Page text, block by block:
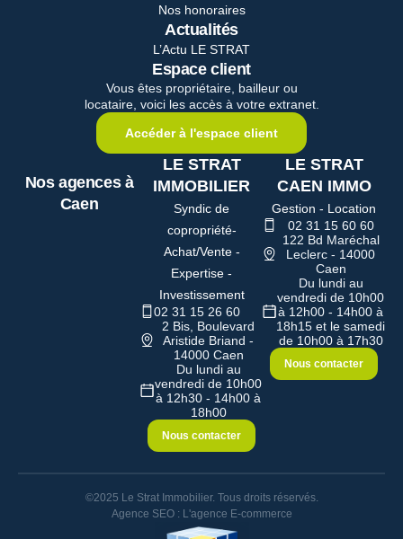
Nos honoraires
Actualités
L’Actu LE STRAT
Espace client
Vous êtes propriétaire, bailleur ou
locataire, voici les accès à votre extranet.
Accéder à l'espace client
Nos agences à
Caen
LE STRAT
IMMOBILIER
Syndic de
copropriété-
Achat/Vente -
Expertise -
Investissement
02 31 15 26 60
2 Bis, Boulevard
Aristide Briand -
14000 Caen
Du lundi au
vendredi de 10h00
à 12h30 - 14h00 à
18h00
Nous contacter
LE STRAT
CAEN IMMO
Gestion - Location
02 31 15 60 60
122 Bd Maréchal
Leclerc - 14000
Caen
Du lundi au
vendredi de 10h00
à 12h00 - 14h00 à
18h15 et le samedi
de 10h00 à 17h30
Nous contacter
©2025 Le Strat Immobilier. Tous droits réservés.
Agence SEO : L'agence E-commerce